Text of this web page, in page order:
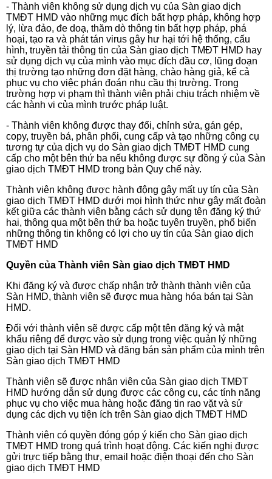
- Thành viên không sử dụng dịch vụ của Sàn giao dịch
TMĐT HMD vào những mục đích bất hợp pháp, không hợp
lý, lừa đảo, đe doạ, thăm dò thông tin bất hợp pháp, phá
hoại, tạo ra và phát tán virus gây hư hại tới hệ thống, cấu
hình, truyền tải thông tin của Sàn giao dịch TMĐT HMD hay
sử dụng dịch vụ của mình vào mục đích đầu cơ, lũng đoạn
thị trường tạo những đơn đặt hàng, chào hàng giả, kể cả
phục vụ cho việc phán đoán nhu cầu thị trường. Trong
trường hợp vi phạm thì thành viên phải chịu trách nhiệm về
các hành vi của mình trước pháp luật.
- Thành viên không được thay đổi, chỉnh sửa, gán gép,
copy, truyền bá, phân phối, cung cấp và tạo những công cụ
tương tự của dịch vụ do Sàn giao dịch TMĐT HMD cung
cấp cho một bên thứ ba nếu không được sự đồng ý của Sàn
giao dịch TMĐT HMD trong bản Quy chế này.
Thành viên không được hành động gây mất uy tín của Sàn
giao dịch TMĐT HMD dưới mọi hình thức như gây mất đoàn
kết giữa các thành viên bằng cách sử dụng tên đăng ký thứ
hai, thông qua một bên thứ ba hoặc tuyên truyền, phổ biến
những thông tin không có lợi cho uy tín của Sàn giao dịch
TMĐT HMD
Quyền của Thành viên Sàn giao dịch TMĐT HMD
Khi đăng ký và được chấp nhận trở thành thành viên của
Sàn HMD, thành viên sẽ được mua hàng hóa bán tại Sàn
HMD.
Đối với thành viên sẽ được cấp một tên đăng ký và mật
khẩu riêng để được vào sử dụng trong việc quản lý những
giao dịch tại Sàn HMD và đăng bán sản phẩm của mình trên
Sàn giao dịch TMĐT HMD
Thành viên sẽ được nhân viên của Sàn giao dịch TMĐT
HMD hướng dẫn sử dụng được các công cụ, các tính năng
phục vụ cho việc mua hàng hoặc đăng tin rao vặt và sử
dụng các dịch vụ tiện ích trên Sàn giao dịch TMĐT HMD
Thành viên có quyền đóng góp ý kiến cho Sàn giao dịch
TMĐT HMD trong quá trình hoạt động. Các kiến nghị được
gửi trực tiếp bằng thư, email hoặc điện thoại đến cho Sàn
giao dịch TMĐT HMD